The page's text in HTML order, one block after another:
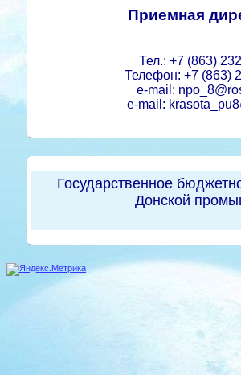
Приемная
Тел.: +7 (863)
Телефон: +7 (863)
e-mail:
e-mail:
Государственное
Донской